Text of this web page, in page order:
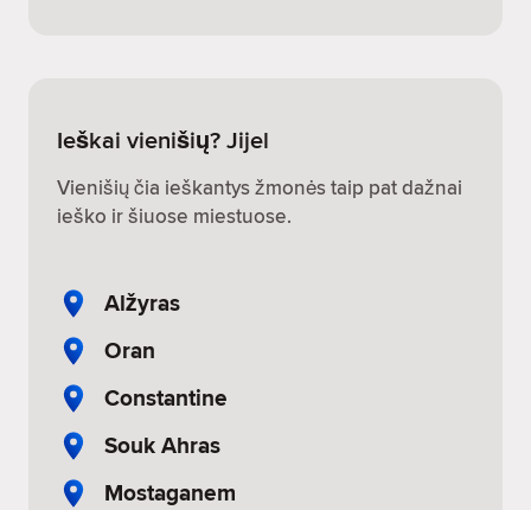
Ieškai vienišių? Jijel
Vienišių čia ieškantys žmonės taip pat dažnai
ieško ir šiuose miestuose.
Alžyras
Oran
Constantine
Souk Ahras
Mostaganem